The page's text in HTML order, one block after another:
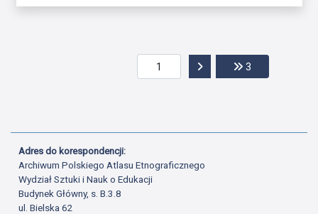
Przejdź do następnej
3
Adres do korespondencji:
Archiwum Polskiego Atlasu Etnograficznego
Wydział Sztuki i Nauk o Edukacji
Budynek Główny, s. B.3.8
ul. Bielska 62